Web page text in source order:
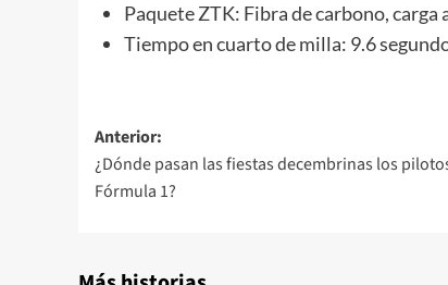
Paquete ZTK: Fibra de carbono, carga
Tiempo en cuarto de milla: 9.6
Navegación
de
entradas
Anterior:
¿Dónde pasan las fiestas decembrinas los
Fórmula 1?